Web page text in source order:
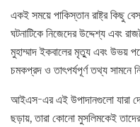
একই সময়ে পাকিস্তান রাষ্ট্র কিছু
ঘটনাটিকে নিজেদের উদ্দেশ্য এবং
মুহাম্মাদ ইকবালের মৃত্যু এবং উভয়
চমকপ্রদ ও তাৎপর্যপূর্ণ তথ্য সামনে
আইএস-এর এই উপাদানগুলো যারা
ছড়ায়, তারা কোনো মুসলিমকেই তাদের